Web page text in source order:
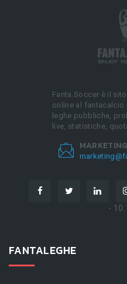
Fanta.Soccer è il
online al fantacalcio
leghe pubbliche,
live, statistiche,
-
FANTALEGHE